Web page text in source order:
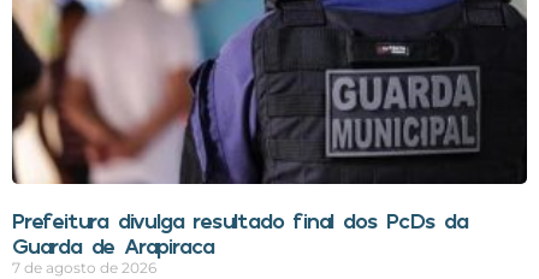
Prefeitura divulga resultado final dos PcDs da
Guarda de Arapiraca
7 de agosto de 2026